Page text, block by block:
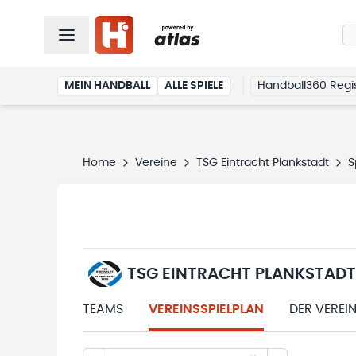
MEIN HANDBALL ALLE SPIELE Handball360
Home Vereine TSG Eintracht Plankstadt
TSG EINTRACHT PLANKSTADT
TEAMS VEREINSSPIELPLAN DER VEREIN